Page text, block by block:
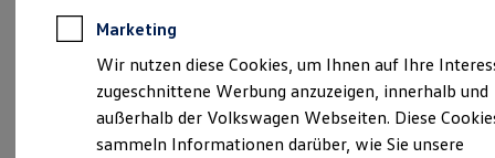
Elektroautos
ID. Tutorials
Elektrofahrzeugkonzepte
Reichweite
Reichweite der ID. Modelle
Reichweite im Winter
info@autos-weber.de
Montag
Sonntag
Geschlossen
Marketing
Wir nutzen diese Cookies, um Ihnen auf Ihre
zugeschnittene Werbung anzuzeigen, innerhalb und
außerhalb der Volkswagen Webseiten. Diese
sammeln Informationen darüber, wie Sie unsere